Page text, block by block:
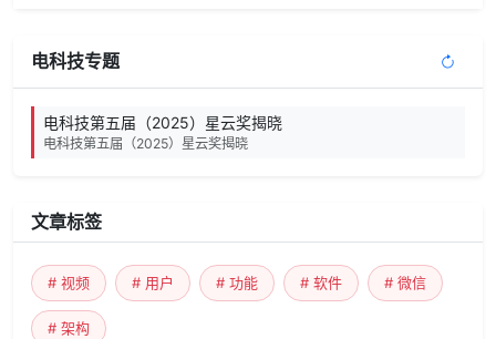
电科技专题
电科技第五届（2025）星云奖揭晓
电科技第五届（2025）星云奖揭晓
文章标签
# 视频 # 用户 # 功能 # 软件 # 微信
# 架构